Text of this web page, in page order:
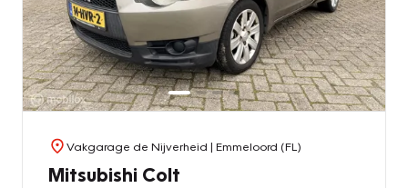
Vakgarage de Nijverheid | Emmeloord (FL)
Mitsubishi Colt